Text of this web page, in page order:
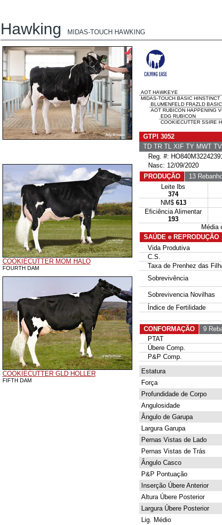
Hawking MIDAS-TOUCH HAWKING
COOKIECUTTER MOM HALO
FOURTH DAM
COOKIECUTTER GLD HOLLER
FIFTH DAM
AOT HAWKEYE
MIDAS-TOUCH BASIC HINSTINCT
BLUMENFELD FRAZLD BASIC
AOT RUBICON HAPPENING
EDG RUBICON
COOKIECUTTER SSIRE
GTPI 3052
TD TR TL XIF TY MWT
Reg. #:
Nasc: 12/09/2020
PRODUÇÃO
13
Leite lbs
374
NM$ 613
Eficiência Alimentar
193
SAÚDE e REPRODUÇÃO
Vida Produtiva
C.S.
Taxa de Prenhez das
Sobrevivência
Sobrevivencia Novilhas
Índice de Fertilidade
CONFORMAÇÃO
9
PTAT
Úbere Comp.
P&P Comp.
Estatura
Força
Profundidade de Corpo
Angulosidade
Ângulo de Garupa
Largura Garupa
Pernas Vistas de Lado
Pernas Vistas de Trás
Ângulo Casco
P&P Pontuação
Inserção Úbere Anterior
Altura Úbere Posterior
Largura Úbere Posterior
Lig. Médio